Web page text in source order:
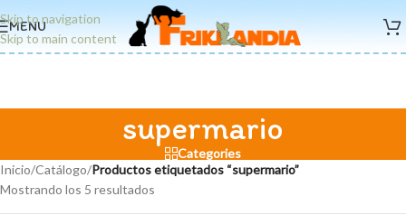
Skip to navigation
Skip to main content
MENU
supermario
Categories
Inicio/Catálogo/Productos etiquetados “supermario”
Mostrando los 5 resultados